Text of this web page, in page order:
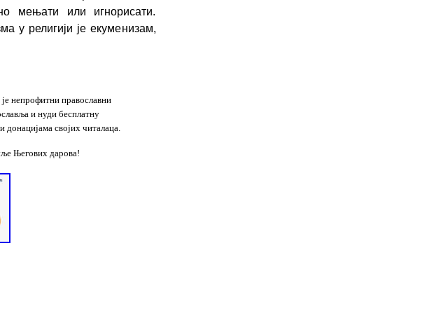
мењати или игнорисати.
у религији је екуменизам,
је непрофитни православни
и нуди бесплатну
донацијама својихчиталаца.
Његових дарова!